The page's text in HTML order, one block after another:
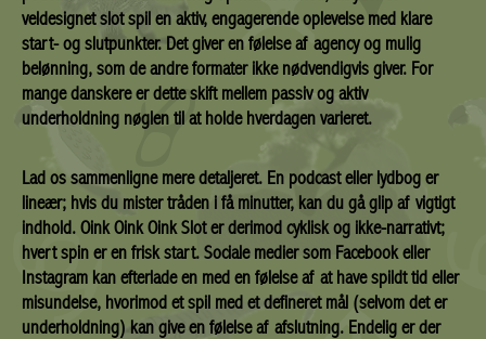
veldesignet slot spil en aktiv, engagerende oplevelse med klare
start- og slutpunkter. Det giver en følelse af agency og mulig
belønning, som de andre formater ikke nødvendigvis giver. For
mange danskere er dette skift mellem passiv og aktiv
underholdning nøglen til at holde hverdagen varieret.
Lad os sammenligne mere detaljeret. En podcast eller lydbog er
lineær; hvis du mister tråden i få minutter, kan du gå glip af vigtigt
indhold. Oink Oink Oink Slot er derimod cyklisk og ikke-narrativt;
hvert spin er en frisk start. Sociale medier som Facebook eller
Instagram kan efterlade en med en følelse af at have spildt tid eller
misundelse, hvorimod et spil med et defineret mål (selvom det er
underholdning) kan give en følelse af afslutning. Endelig er der